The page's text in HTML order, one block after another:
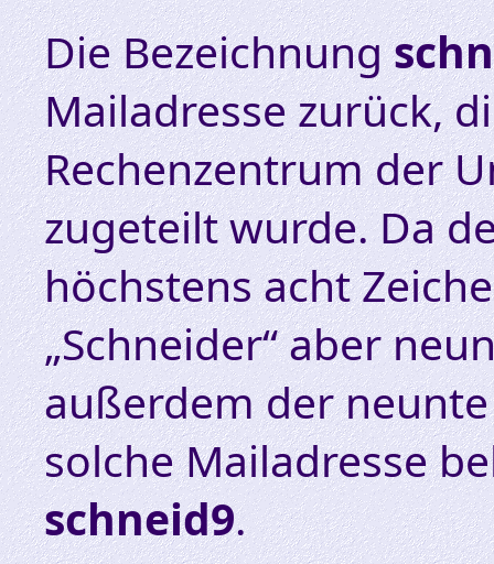
Die Bezeichnung
Mailadresse zurück,
Rechenzentrum der
zugeteilt wurde. Da
höchstens acht
„Schneider“ aber
außerdem der
solche Mailadresse
schneid9.